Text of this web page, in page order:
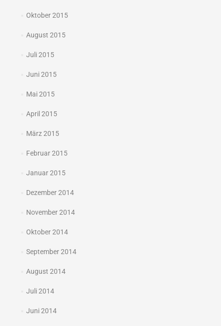
Oktober 2015
August 2015
Juli 2015
Juni 2015
Mai 2015
April 2015
März 2015
Februar 2015
Januar 2015
Dezember 2014
November 2014
Oktober 2014
September 2014
August 2014
Juli 2014
Juni 2014